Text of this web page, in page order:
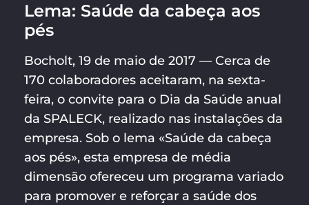
Lema: Saúde da cabeça aos
pés
Bocholt, 19 de maio de 2017 — Cerca de
170 colaboradores aceitaram, na sexta-
feira, o convite para o Dia da Saúde anual
da SPALECK, realizado nas instalações da
empresa. Sob o lema «Saúde da cabeça
aos pés», esta empresa de média
dimensão ofereceu um programa variado
para promover e reforçar a saúde dos